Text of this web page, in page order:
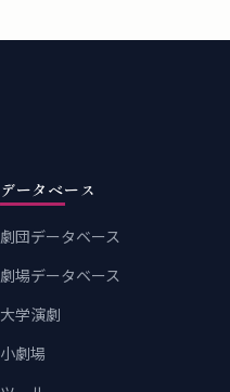
データベース
劇団データベース
劇場データベース
大学演劇
小劇場